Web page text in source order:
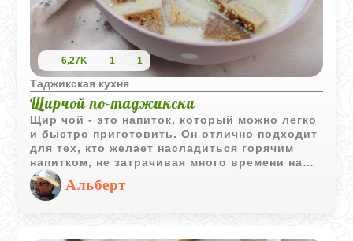
6,27K 1 1
Таджикская кухня
Щирчой по-таджикски
Щир чой - это напиток, который можно легко
и быстро приготовить. Он отлично подходит
для тех, кто желает насладиться горячим
напитком, не затрачивая много времени на
его приготовление. Этот молочный чай имеет
приятный вкус и высокую питательную
ценность, способствуя длительному чувству
сытости.
Альберт